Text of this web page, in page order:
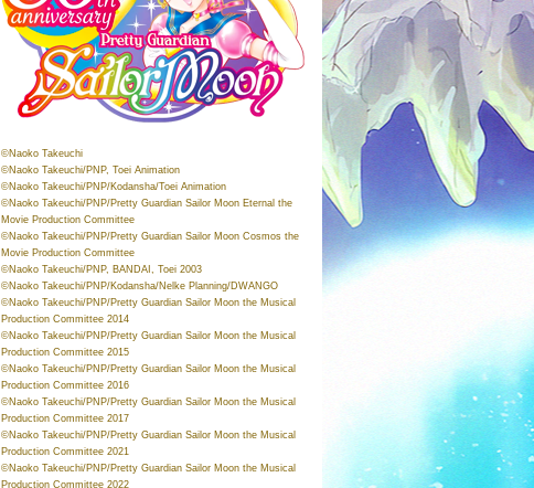
©Naoko Takeuchi
©Naoko Takeuchi/PNP, Toei Animation
©Naoko Takeuchi/PNP/Kodansha/Toei Animation
©Naoko Takeuchi/PNP/Pretty Guardian Sailor Moon Eternal the
Movie Production Committee
©Naoko Takeuchi/PNP/Pretty Guardian Sailor Moon Cosmos the
Movie Production Committee
©Naoko Takeuchi/PNP, BANDAI, Toei 2003
©Naoko Takeuchi/PNP/Kodansha/Nelke Planning/DWANGO
©Naoko Takeuchi/PNP/Pretty Guardian Sailor Moon the Musical
Production Committee 2014
©Naoko Takeuchi/PNP/Pretty Guardian Sailor Moon the Musical
Production Committee 2015
©Naoko Takeuchi/PNP/Pretty Guardian Sailor Moon the Musical
Production Committee 2016
©Naoko Takeuchi/PNP/Pretty Guardian Sailor Moon the Musical
Production Committee 2017
©Naoko Takeuchi/PNP/Pretty Guardian Sailor Moon the Musical
Production Committee 2021
©Naoko Takeuchi/PNP/Pretty Guardian Sailor Moon the Musical
Production Committee 2022